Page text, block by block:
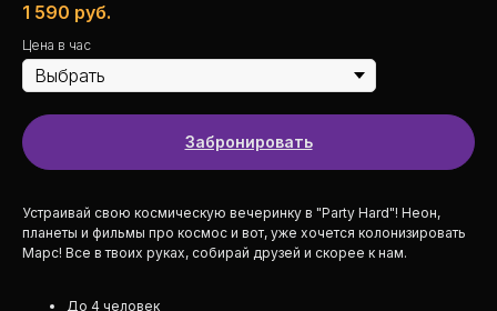
1 590 руб.
Цена в час
Забронировать
Устраивай свою космическую вечеринку в "Party Hard"! Неон,
планеты и фильмы про космос и вот, уже хочется колонизировать
Марс! Все в твоих руках, собирай друзей и скорее к нам.
До 4 человек